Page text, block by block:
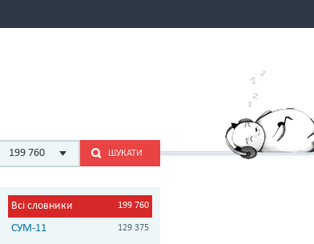
199 760 ШУКАТИ
Всі словники 199 760
СУМ-11 129 375